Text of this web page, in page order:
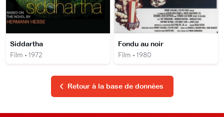
Siddartha
Film • 1972
Fondu au noir
Film • 1980
Retour à la base de données